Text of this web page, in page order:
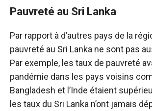
Pauvreté au Sri Lanka
Par rapport à d’autres pays de la
pauvreté au Sri Lanka ne sont pas
Par exemple, les taux de pauvreté
pandémie dans les pays voisins
Bangladesh et l’Inde étaient
les taux du Sri Lanka n’ont jamais